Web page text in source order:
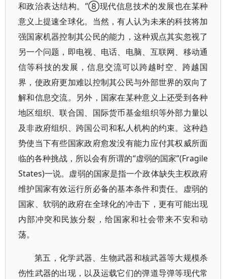
和政治表达结构。”⑧现代信息技术的发展也在某种
意义上提速全球化。当然，有人认为未来的科技将加
强国家机器控制其公民的能力，这种观点其实忽视了
另一个问题，即电视、电话、电脑、互联网、移动通
信等科技的发展，信息交流可以跨越时空、跨越国
界，使政府更加难以控制其公民与外部世界的双向了
解和信息交流。另外，国家在某种意义上还受到各种
地区组织、联合国、国际货币基金组织等外部力量以
及非政府组织、跨国公司和私人机构的约束。这种趋
势使当下有些国家政府愈发没有能力应付其权威所面
临的各种挑战，所以会有所谓的“虚弱的国家”(Fragile
States)一说。虚弱的国家是指一个政体缺失主权政府
维护国家有效运行所必备的基本条件和责任。虚弱的
国家、软弱的政府在全球化的冲击下，更有可能出现
内部冲突和民族分裂，给国家和社会带来不安和动
荡。
第五，化学武器、生物武器和核武器等大规模杀
伤性武器的出现，以及运载它们的弹道导弹等现代常